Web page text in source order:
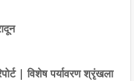
| विशेष पर्यावरण श्रृंखला